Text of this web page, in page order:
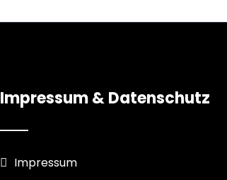
Impressum & Datenschutz
Impressum